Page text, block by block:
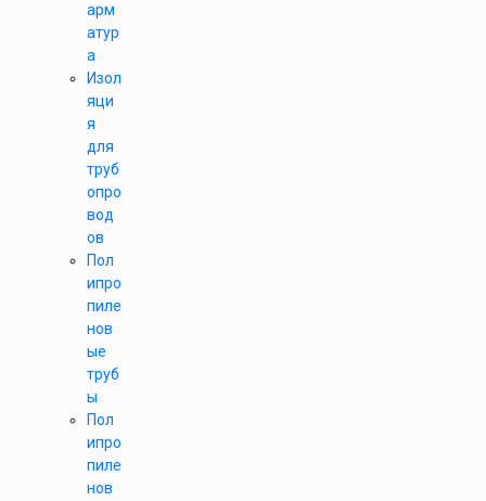
арм
атур
а
Изол
яци
я
для
труб
опро
вод
ов
Пол
ипро
пиле
нов
ые
труб
ы
Пол
ипро
пиле
нов